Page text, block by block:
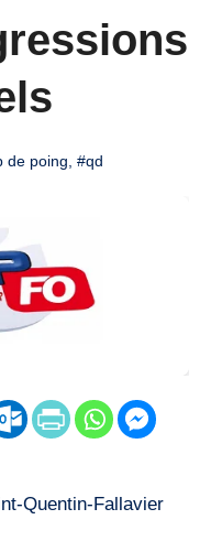
de poing #qd
Quentin-Fallavier